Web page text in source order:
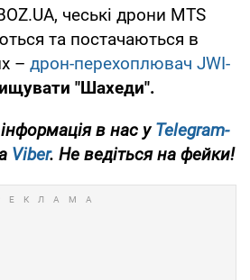
чеські дрони MTS
та постачаються в
– дрон-перехоплювач JWI-
"Шахеди".
в нас уTelegram-
Viber. Не ведіться на фейки!